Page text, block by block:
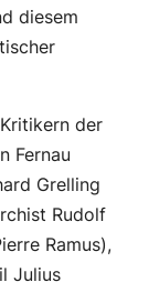
diesem
der
Fernau
Grelling
Rudolf
Ramus),
Julius